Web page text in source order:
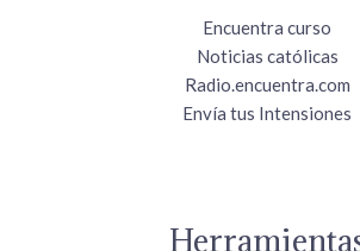
Encuentra curso
Noticias católicas
Radio.encuentra.com
Envía tus Intensiones